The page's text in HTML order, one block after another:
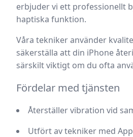
erbjuder vi ett professionellt
haptiska funktion.
Våra tekniker använder
säkerställa att din iPhone
särskilt viktigt om du ofta
Fördelar med tjänsten
Återställer vibration vid
Utfört av tekniker med